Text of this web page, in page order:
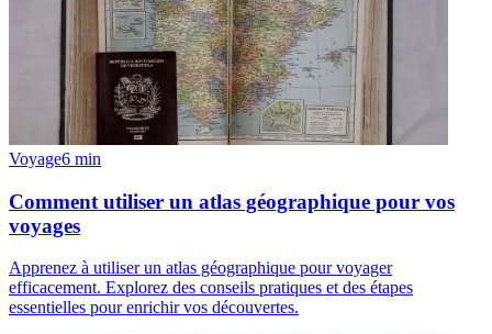
Voyage6 min
Comment utiliser un atlas géographique pour vos
voyages
Apprenez à utiliser un atlas géographique pour voyager
efficacement. Explorez des conseils pratiques et des étapes
essentielles pour enrichir vos découvertes.